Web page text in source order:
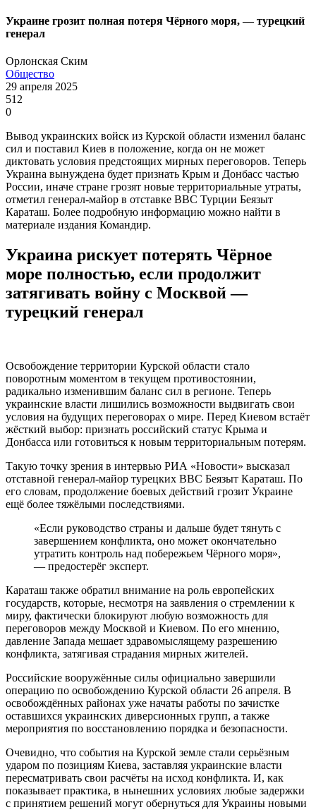
Украине грозит полная потеря Чёрного моря, — турецкий
генерал
Орлонская Ским
Общество
29 апреля 2025
512
0
Вывод украинских войск из Курской области изменил баланс
сил и поставил Киев в положение, когда он не может
диктовать условия предстоящих мирных переговоров. Теперь
Украина вынуждена будет признать Крым и Донбасс частью
России, иначе стране грозят новые территориальные утраты,
отметил генерал-майор в отставке ВВС Турции Беязыт
Караташ. Более подробную информацию можно найти в
материале издания Командир.
Украина рискует потерять Чёрное
море полностью, если продолжит
затягивать войну с Москвой —
турецкий генерал
Освобождение территории Курской области стало
поворотным моментом в текущем противостоянии,
радикально изменившим баланс сил в регионе. Теперь
украинские власти лишились возможности выдвигать свои
условия на будущих переговорах о мире. Перед Киевом встаёт
жёсткий выбор: признать российский статус Крыма и
Донбасса или готовиться к новым территориальным потерям.
Такую точку зрения в интервью РИА «Новости» высказал
отставной генерал-майор турецких ВВС Беязыт Караташ. По
его словам, продолжение боевых действий грозит Украине
ещё более тяжёлыми последствиями.
«Если руководство страны и дальше будет тянуть с
завершением конфликта, оно может окончательно
утратить контроль над побережьем Чёрного моря»,
— предостерёг эксперт.
Караташ также обратил внимание на роль европейских
государств, которые, несмотря на заявления о стремлении к
миру, фактически блокируют любую возможность для
переговоров между Москвой и Киевом. По его мнению,
давление Запада мешает здравомыслящему разрешению
конфликта, затягивая страдания мирных жителей.
Российские вооружённые силы официально завершили
операцию по освобождению Курской области 26 апреля. В
освобождённых районах уже начаты работы по зачистке
оставшихся украинских диверсионных групп, а также
мероприятия по восстановлению порядка и безопасности.
Очевидно, что события на Курской земле стали серьёзным
ударом по позициям Киева, заставляя украинские власти
пересматривать свои расчёты на исход конфликта. И, как
показывает практика, в нынешних условиях любые задержки
с принятием решений могут обернуться для Украины новыми